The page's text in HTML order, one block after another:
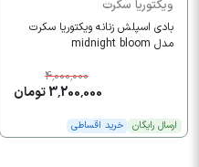
ویکتوریا سکرت
بادی اسپلش زنانه ویکتوریا سکرت
مدل midnight bloom
4,000,000
3,200,000 تومان
ارسال رایگان خرید اقساطی